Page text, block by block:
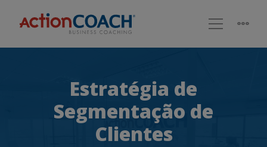
Estratégia de
Segmentação de
Clientes